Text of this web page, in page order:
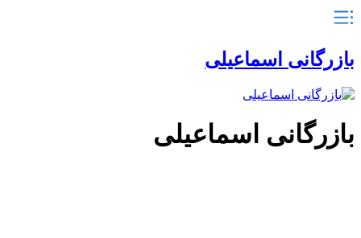
بازرگانی اسماعیلی
بازرگانی اسماعیلی